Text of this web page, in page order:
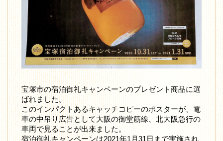
宝塚市の宿泊御礼キャンペーンのプレゼント商品に選
ばれました。
このインパクトあるキャッチコピーのポスターが、電
車の中吊り広告として大阪の御堂筋線、北大阪急行の
車両で見ることが出来ました。
宿泊御礼キャンペーンは2021年1月31日まで実施され